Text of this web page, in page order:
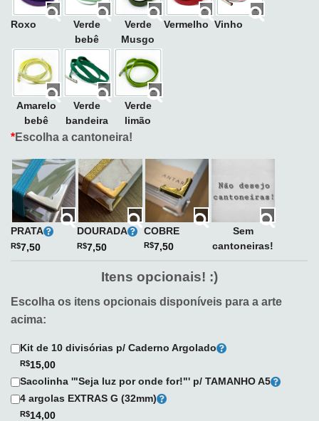
Roxo
Verde
bebê
Verde
Musgo
Vermelho Vinho
Amarelo
bebê
Verde
bandeira
Verde
limão
*Escolha a cantoneira!
PRATA
R$7,50
DOURADA
R$7,50
COBRE
R$7,50
Sem
cantoneiras!
Itens opcionais! :)
Escolha os itens opcionais disponíveis para a arte
acima:
Kit de 10 divisórias p/ Caderno Argolado
R$15,00
Sacolinha '"Seja luz por onde for!"' p/ TAMANHO A5
4 argolas EXTRAS G (32mm)
R$14,00